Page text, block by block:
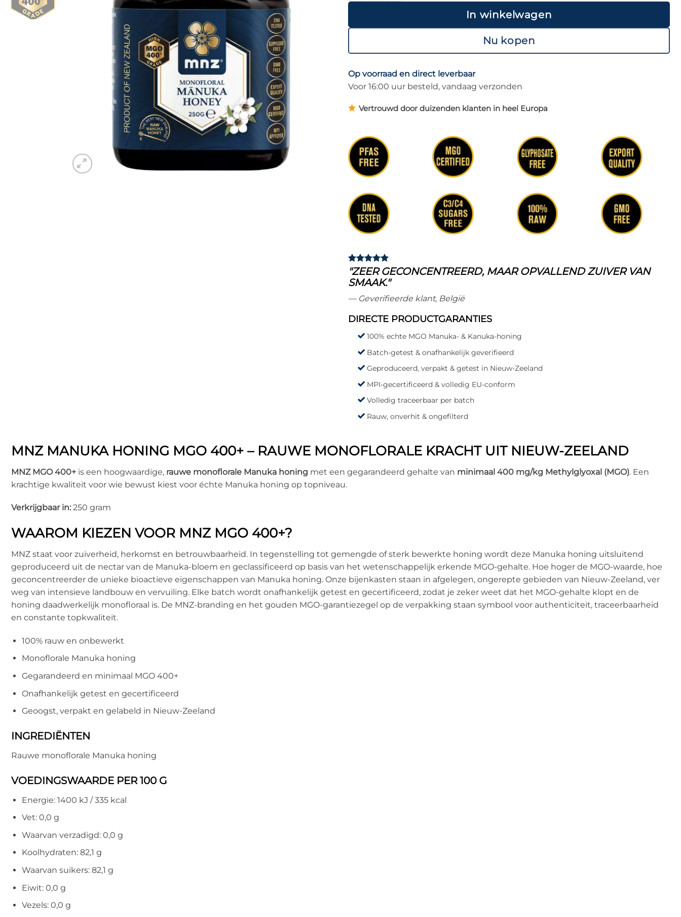
In winkelwagen
Nu kopen
Op voorraad en direct leverbaar
Voor 16:00 uur besteld, vandaag verzonden
Vertrouwd door duizenden klanten in heel Europa
"ZEER GECONCENTREERD, MAAR OPVALLEND ZUIVER VAN
SMAAK."
— Geverifieerde klant, België
DIRECTE PRODUCTGARANTIES
100% echte MGO Manuka- & Kanuka-honing
Batch-getest & onafhankelijk geverifieerd
Geproduceerd, verpakt & getest in Nieuw-Zeeland
MPI-gecertificeerd & volledig EU-conform
Volledig traceerbaar per batch
Rauw, onverhit & ongefilterd
MNZ MANUKA HONING MGO 400+ – RAUWE MONOFLORALE KRACHT UIT NIEUW-ZEELAND
MNZ MGO 400+ is een hoogwaardige, rauwe monoflorale Manuka honing met een gegarandeerd gehalte van minimaal 400 mg/kg Methylglyoxal (MGO). Een
krachtige kwaliteit voor wie bewust kiest voor échte Manuka honing op topniveau.
Verkrijgbaar in: 250 gram
WAAROM KIEZEN VOOR MNZ MGO 400+?
MNZ staat voor zuiverheid, herkomst en betrouwbaarheid. In tegenstelling tot gemengde of sterk bewerkte honing wordt deze Manuka honing uitsluitend
geproduceerd uit de nectar van de Manuka-bloem en geclassificeerd op basis van het wetenschappelijk erkende MGO-gehalte. Hoe hoger de MGO-waarde, hoe
geconcentreerder de unieke bioactieve eigenschappen van Manuka honing. Onze bijenkasten staan in afgelegen, ongerepte gebieden van Nieuw-Zeeland, ver
weg van intensieve landbouw en vervuiling. Elke batch wordt onafhankelijk getest en gecertificeerd, zodat je zeker weet dat het MGO-gehalte klopt en de
honing daadwerkelijk monofloraal is. De MNZ-branding en het gouden MGO-garantiezegel op de verpakking staan symbool voor authenticiteit, traceerbaarheid
en constante topkwaliteit.
100% rauw en onbewerkt
Monoflorale Manuka honing
Gegarandeerd en minimaal MGO 400+
Onafhankelijk getest en gecertificeerd
Geoogst, verpakt en gelabeld in Nieuw-Zeeland
INGREDIËNTEN
Rauwe monoflorale Manuka honing
VOEDINGSWAARDE PER 100 G
Energie: 1400 kJ / 335 kcal
Vet: 0,0 g
Waarvan verzadigd: 0,0 g
Koolhydraten: 82,1 g
Waarvan suikers: 82,1 g
Eiwit: 0,0 g
Vezels: 0,0 g